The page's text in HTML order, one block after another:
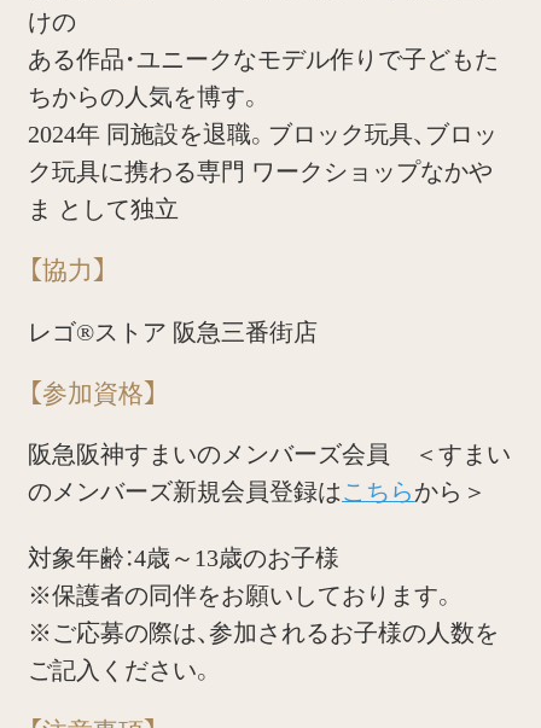
けの
ある作品・ユニークなモデル作りで子どもた
ちからの人気を博す。
2024年 同施設を退職。ブロック玩具、ブロッ
ク玩具に携わる専門 ワークショップなかや
ま として独立
【協力】
レゴ®︎ストア 阪急三番街店
【参加資格】
阪急阪神すまいのメンバーズ会員 ＜すまい
のメンバーズ新規会員登録はこちらから＞
対象年齢：4歳～13歳のお子様
※保護者の同伴をお願いしております。
※ご応募の際は、参加されるお子様の人数を
ご記入ください。